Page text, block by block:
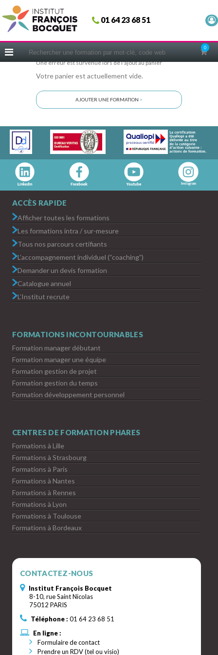
01 64 23 68 51
0
Fermer
ACCUEIL
CERIFICATIONS
INTRAS | SUR-MESURE
COACHING
NOUS CONNAÎTRE
CONSEILS MICRO-COACHING
PODCAST
WEBINAIRES
Une erreur est survenue lors de l'ajout au panier
Votre panier est actuellement vide.
AJOUTER UNE FORMATION >
ACCÈS RAPIDE
Afficher toutes les formations
Les formations intra / sur-mesure
Tous nos parcours certifiants
L’accompagnement individuel (“coaching”)
Demander un devis formation
Catalogue annuel
L’Institut recrute
FORMATIONS INCONTOURNABLES
Formation manager débutant
Formation manager une équipe
Formation gestion de projet
Formation gestion du temps
Formation développement personnel
CENTRES DE FORMATION PHARES
Formations à Lille
Formations à Strasbourg
Formations à Paris
Formations à Nantes
Formations à Rennes
Formations à Lyon
Formations à Toulouse
Formations à Bordeaux
CONTACTEZ-NOUS
Institut François Bocquet
8-10, rue Saint Nicolas
75012 PARIS
Téléphone : 01 64 23 68 51
En ligne :
Formulaire de contact
Prendre un RDV (tel ou visio)